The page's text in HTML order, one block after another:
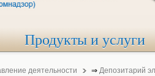
Продукты и услуги
деятельности ⇒ Депозитарий